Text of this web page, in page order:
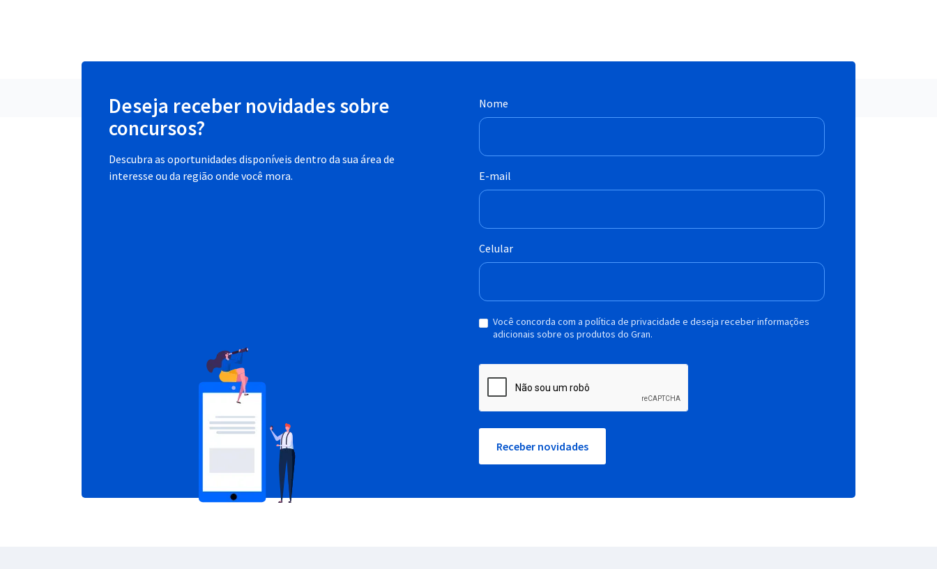
Deseja receber novidades sobre
concursos?
Descubra as oportunidades disponíveis dentro da sua área de
interesse ou da região onde você mora.
Nome
E-mail
Celular
Você concorda com a política de privacidade e deseja receber informações
adicionais sobre os produtos do Gran.
Receber novidades